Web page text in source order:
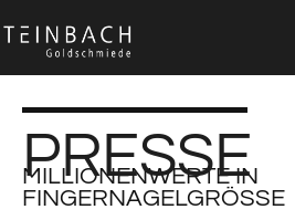
PRESSE
MILLIONENWERTE IN
FINGERNAGELGRÖSSE